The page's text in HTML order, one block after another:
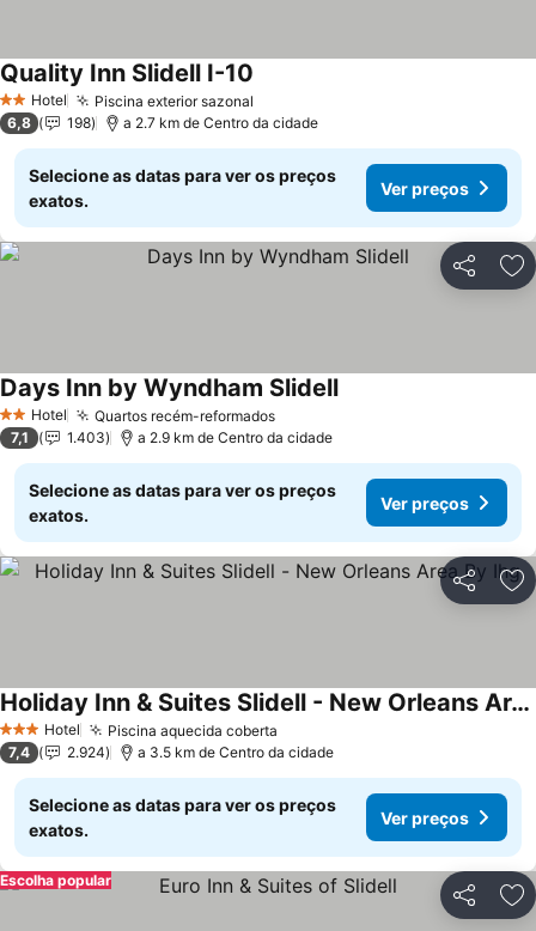
2 Estrelas
Hotel Piscina exterior sazonal
Quality Inn Slidell I-10
6,8 198 a 2.7 km de Centro da cidade
Selecione as datas para ver os preços
exatos.
Ver preços
Partilhar
2 Estrelas
Hotel Quartos recém-reformadosVer preços
Days Inn by Wyndham SlidellVer preços
7,1 1.403 a 2.9 km de Centro da cidade
Selecione as datas para ver os preços
exatos.
Ver preços
Partilhar
3 EstrelasHotel Piscina aquecida coberta
Holiday Inn & Suites Slidell - New Orleans Area By Ihg
Ver preços
7,4 2.924 a 3.5 km de Centro da cidade
Selecione as datas para ver os preços
exatos.
Ver preços
Partilhar
Escolha popular